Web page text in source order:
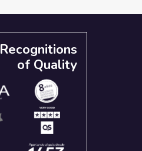
Recognitions
of Quality